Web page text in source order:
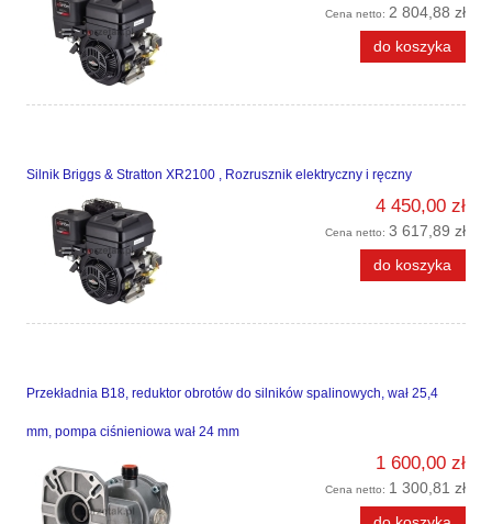
Cena netto: 2 804,88 zł
do koszyka
Silnik Briggs & Stratton XR2100 , Rozrusznik elektryczny i ręczny
4 450,00 zł
Cena netto: 3 617,89 zł
do koszyka
Przekładnia B18, reduktor obrotów do silników spalinowych, wał 25,4
mm, pompa ciśnieniowa wał 24 mm
1 600,00 zł
Cena netto: 1 300,81 zł